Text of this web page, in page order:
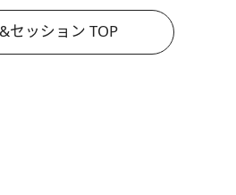
セッション TOP